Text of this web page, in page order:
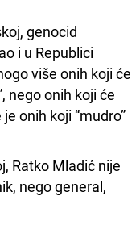
genocid
i u Republici
više onih koji će
nego onih koji će
onih koji “mudro”
Ratko Mladić nije
nego general,